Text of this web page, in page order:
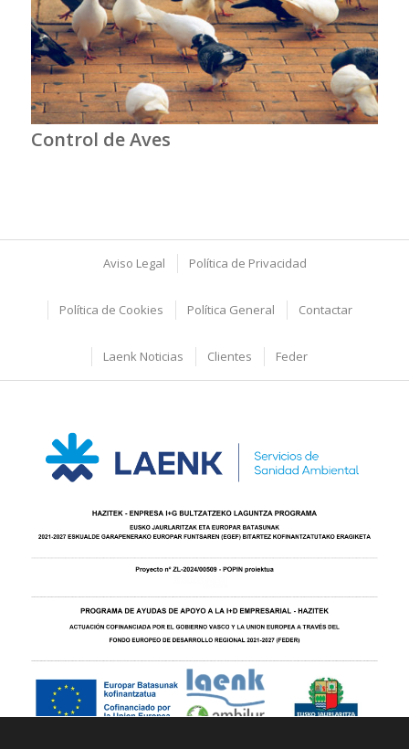
Control de Aves
Aviso Legal Política de Privacidad
Política de Cookies Política General Contactar
Laenk Noticias Clientes Feder